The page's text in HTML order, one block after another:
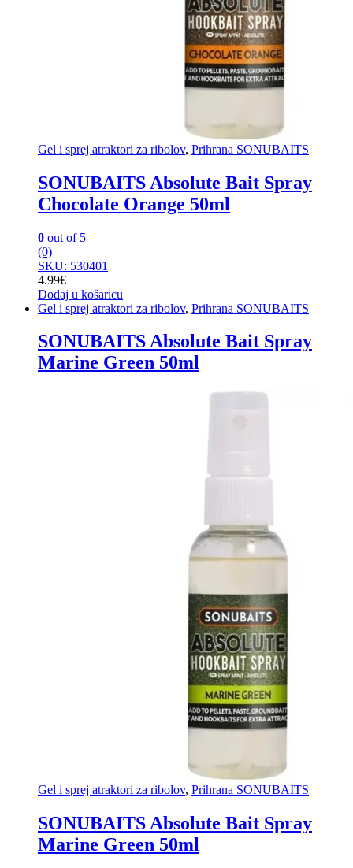
Gel i sprej atraktori za ribolov, Prihrana SONUBAITS
SONUBAITS Absolute Bait Spray
Chocolate Orange 50ml
0 out of 5
(0)
SKU: 530401
4.99€
Dodaj u košaricu
Gel i sprej atraktori za ribolov, Prihrana SONUBAITS
SONUBAITS Absolute Bait Spray
Marine Green 50ml
Gel i sprej atraktori za ribolov, Prihrana SONUBAITS
SONUBAITS Absolute Bait Spray
Marine Green 50ml